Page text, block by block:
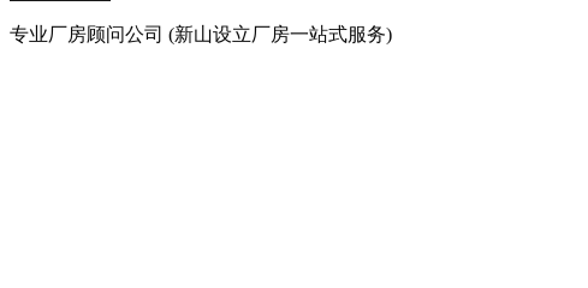
专业厂房顾问公司 (新山设立厂房一站式服务)